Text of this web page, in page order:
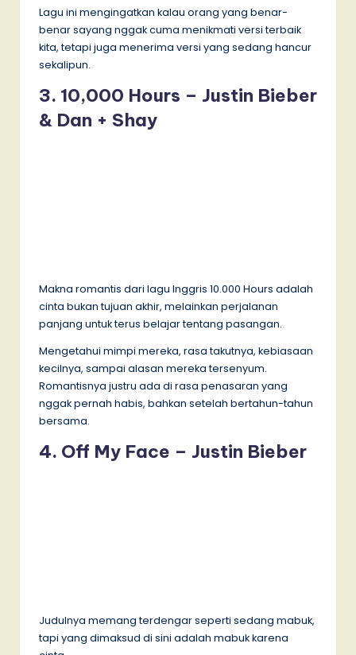
Lagu ini mengingatkan kalau orang yang benar-
benar sayang nggak cuma menikmati versi terbaik
kita, tetapi juga menerima versi yang sedang hancur
sekalipun.
3. 10,000 Hours – Justin Bieber
& Dan + Shay
Makna romantis dari lagu Inggris 10.000 Hours adalah
cinta bukan tujuan akhir, melainkan perjalanan
panjang untuk terus belajar tentang pasangan.
Mengetahui mimpi mereka, rasa takutnya, kebiasaan
kecilnya, sampai alasan mereka tersenyum.
Romantisnya justru ada di rasa penasaran yang
nggak pernah habis, bahkan setelah bertahun-tahun
bersama.
4. Off My Face – Justin Bieber
Judulnya memang terdengar seperti sedang mabuk,
tapi yang dimaksud di sini adalah mabuk karena